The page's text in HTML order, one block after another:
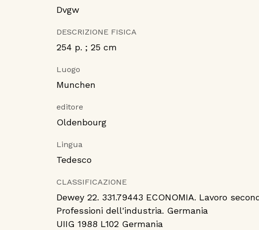
Dvgw
DESCRIZIONE FISICA
254 p. ; 25 cm
Luogo
Munchen
editore
Oldenbourg
Lingua
Tedesco
CLASSIFICAZIONE
Dewey 22. 331.79443 ECONOMIA. Lavoro
Professioni dell'industria. Germania
UIIG 1988 L102 Germania